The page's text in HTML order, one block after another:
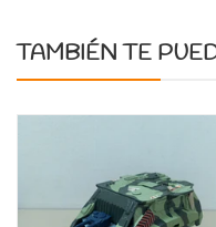
TAMBIÉN TE